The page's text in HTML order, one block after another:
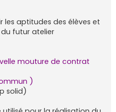
les aptitudes des élèves et
futur atelier
mouture de contrat
)
solid)